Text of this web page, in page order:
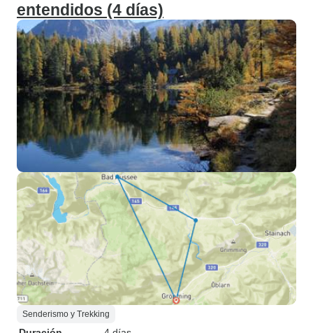
entendidos (4 días)
Senderismo y Trekking